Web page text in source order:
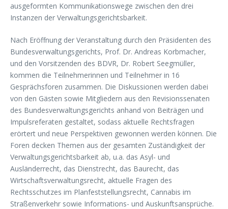
ausgeformten Kommunikationswege zwischen den drei
Instanzen der Verwaltungsgerichtsbarkeit.
Nach Eröffnung der Veranstaltung durch den Präsidenten des
Bundesverwaltungsgerichts, Prof. Dr. Andreas Korbmacher,
und den Vorsitzenden des BDVR, Dr. Robert Seegmüller,
kommen die Teilnehmerinnen und Teilnehmer in 16
Gesprächsforen zusammen. Die Diskussionen werden dabei
von den Gästen sowie Mitgliedern aus den Revisionssenaten
des Bundesverwaltungsgerichts anhand von Beiträgen und
Impulsreferaten gestaltet, sodass aktuelle Rechtsfragen
erörtert und neue Perspektiven gewonnen werden können. Die
Foren decken Themen aus der gesamten Zuständigkeit der
Verwaltungsgerichtsbarkeit ab, u.a. das Asyl- und
Ausländerrecht, das Dienstrecht, das Baurecht, das
Wirtschaftsverwaltungsrecht, aktuelle Fragen des
Rechtsschutzes im Planfeststellungsrecht, Cannabis im
Straßenverkehr sowie Informations- und Auskunftsansprüche.